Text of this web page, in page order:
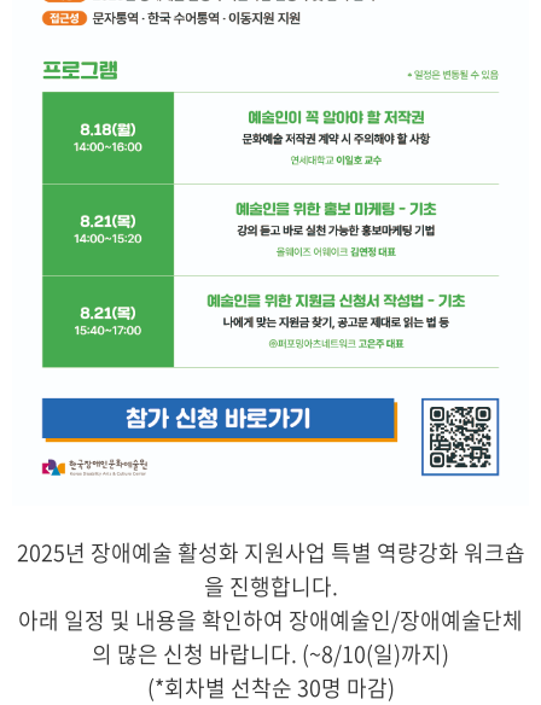
2025년 장애예술 활성화 지원사업 특별 역량강화 워크숍
을 진행합니다.
아래 일정 및 내용을 확인하여 장애예술인/장애예술단체
의 많은 신청 바랍니다. (~8/10(일)까지)
(*회차별 선착순 30명 마감)